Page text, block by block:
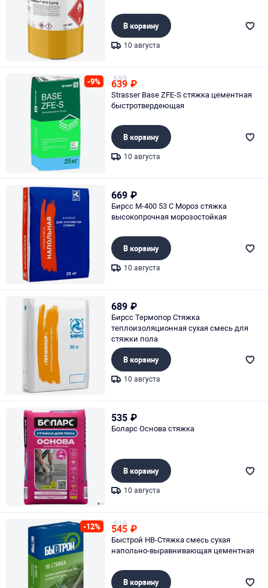
В корзину
10 августа
-9% 699
639 ₽
Strasser Base ZFE-S стяжка цементная
быстротвердеющая
В корзину
10 августа
669 ₽
Бирсс М-400 53 С Мороз стяжка
высокопрочная морозостойкая
В корзину
10 августа
689 ₽
Бирсс Термопор Стяжка
теплоизоляционная сухая смесь для
стяжки пола
В корзину
10 августа
535 ₽
Боларс Основа стяжка
В корзину
10 августа
-12% 619
545 ₽
Быстрой НВ-Стяжка смесь сухая
напольно-выравнивающая цементная
В корзину